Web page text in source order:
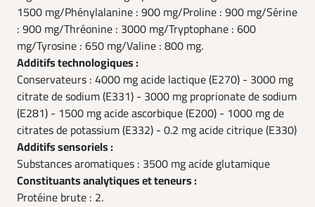
1500 mg/Phénylalanine : 900 mg/Proline : 900 mg/Sérine
: 900 mg/Thréonine : 3000 mg/Tryptophane : 600
mg/Tyrosine : 650 mg/Valine : 800 mg.
Additifs technologiques :
Conservateurs : 4000 mg acide lactique (E270) - 3000 mg
citrate de sodium (E331) - 3000 mg proprionate de sodium
(E281) - 1500 mg acide ascorbique (E200) - 1000 mg de
citrates de potassium (E332) - 0.2 mg acide citrique (E330)
Additifs sensoriels :
Substances aromatiques : 3500 mg acide glutamique
Constituants analytiques et teneurs :
Protéine brute : 2.